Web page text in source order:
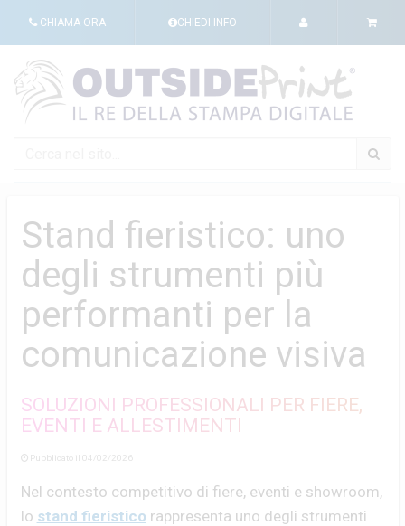
CHIAMA ORA CHIEDI INFO
Stand fieristico: uno
degli strumenti più
performanti per la
comunicazione visiva
SOLUZIONI PROFESSIONALI PER FIERE,
EVENTI E ALLESTIMENTI
Pubblicato il 04/02/2026
Nel contesto competitivo di fiere, eventi e showroom,
lo stand fieristico rappresenta uno degli strumenti